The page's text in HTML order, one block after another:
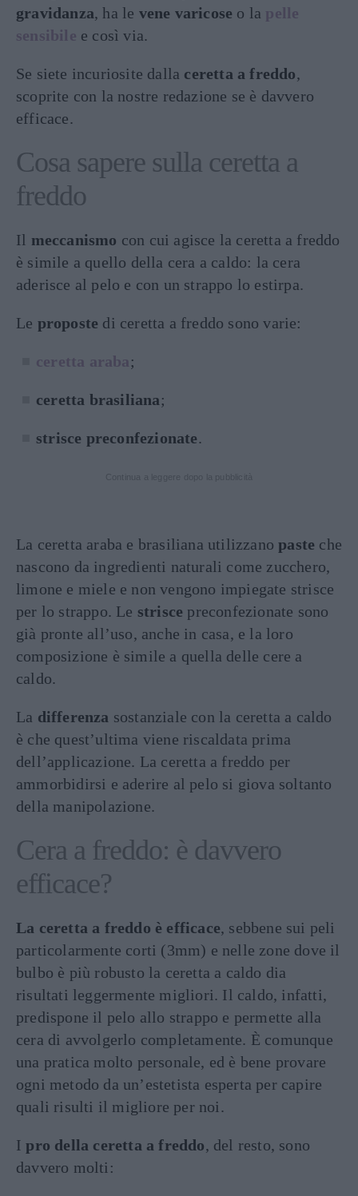
gravidanza, ha le vene varicose o la pelle
sensibile e così via.
Se siete incuriosite dalla ceretta a freddo,
scoprite con la nostre redazione se è davvero
efficace.
Cosa sapere sulla ceretta a
freddo
Il meccanismo con cui agisce la ceretta a freddo
è simile a quello della cera a caldo: la cera
aderisce al pelo e con un strappo lo estirpa.
Le proposte di ceretta a freddo sono varie:
ceretta araba ;
ceretta brasiliana;
strisce preconfezionate.
La ceretta araba e brasiliana utilizzanopaste che
nascono da ingredienti naturali come zucchero,
limone e miele e non vengono impiegate strisce
per lo strappo. Le strisce preconfezionate sono
già pronte all’uso, anche in casa, e la loro
composizione è simile a quella delle cere a
caldo.
La differenza sostanziale con la ceretta a caldo
è che quest’ultima viene riscaldata prima
dell’applicazione. La ceretta a freddo per
ammorbidirsi e aderire al pelo si giova soltanto
della manipolazione.
Cera a freddo: è davvero
efficace?
La ceretta a freddo è efficace, sebbene sui peli
particolarmente corti (3mm) e nelle zone dove il
bulbo è più robusto la ceretta a caldo dia
risultati leggermente migliori. Il caldo, infatti,
predispone il pelo allo strappo e permette alla
cera di avvolgerlo completamente. È comunque
una pratica molto personale, ed è bene provare
ogni metodo da un’estetista esperta per capire
quali risulti il migliore per noi.
Ipro della ceretta a freddo, del resto, sono
davvero molti: